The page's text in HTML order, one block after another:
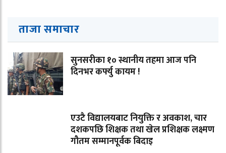
ताजा समाचार
सुनसरीका १० स्थानीय तहमा आज पनि
दिनभर कर्फ्यु कायम !
एउटै विद्यालयबाट नियुक्ति र अवकाश, चार
दशकपछि शिक्षक तथा खेल प्रशिक्षक लक्ष्मण
गौतम सम्मानपूर्वक बिदाइ